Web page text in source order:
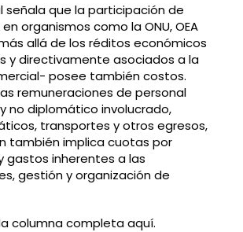
señala que la participación de
organismos como la ONU, OEA
allá de los réditos económicos
y directivamente asociados a la
posee también costos.
remuneraciones de personal
no diplomático involucrado,
transportes y otros egresos,
también implica cuotas por
gastos inherentes a las
gestión y organización de
columna completa aquí.